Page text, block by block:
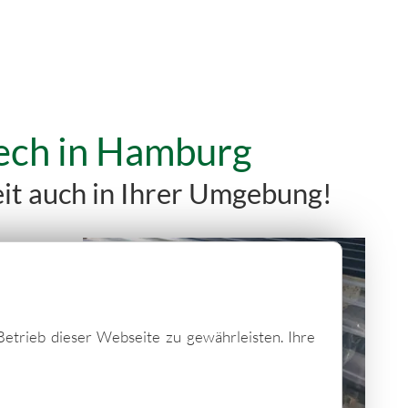
in Hamburg
auch in Ihrer Umgebung!
dieser Webseite zu gewährleisten. Ihre